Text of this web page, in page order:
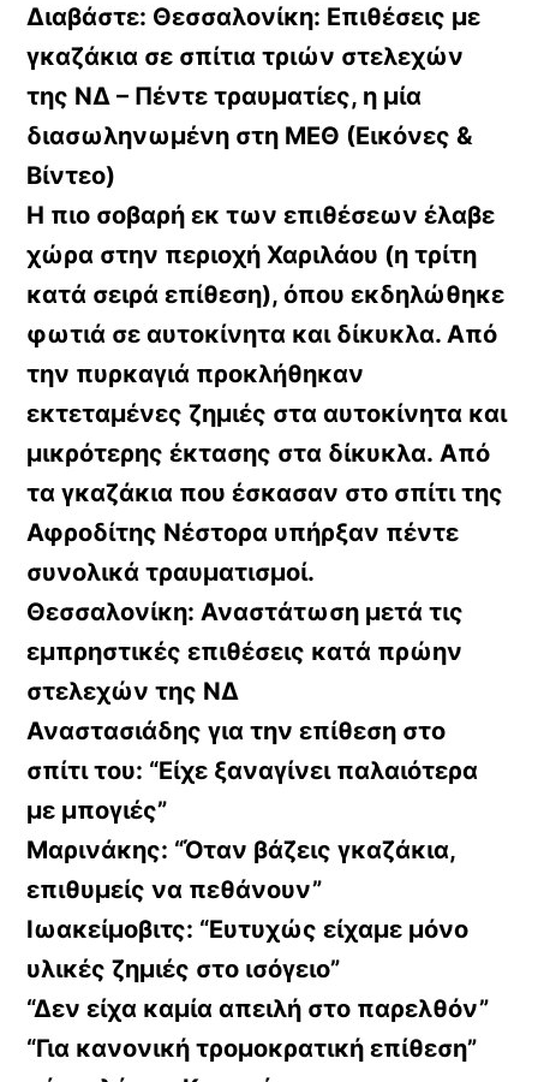
Διαβάστε: Θεσσαλονίκη: Επιθέσεις με
γκαζάκια σε σπίτια τριών στελεχών
της ΝΔ – Πέντε τραυματίες, η μία
διασωληνωμένη στη ΜΕΘ (Εικόνες &
Βίντεο)
Η πιο σοβαρή εκ των επιθέσεων έλαβε
χώρα στην περιοχή Χαριλάου (η τρίτη
κατά σειρά επίθεση), όπου εκδηλώθηκε
φωτιά σε αυτοκίνητα και δίκυκλα. Από
την πυρκαγιά προκλήθηκαν
εκτεταμένες ζημιές στα αυτοκίνητα και
μικρότερης έκτασης στα δίκυκλα. Από
τα γκαζάκια που έσκασαν στο σπίτι της
Αφροδίτης Νέστορα υπήρξαν πέντε
συνολικά τραυματισμοί.
Θεσσαλονίκη: Αναστάτωση μετά τις
εμπρηστικές επιθέσεις κατά πρώην
στελεχών της ΝΔ
Αναστασιάδης για την επίθεση στο
σπίτι του: “Είχε ξαναγίνει παλαιότερα
με μπογιές”
Μαρινάκης: “Όταν βάζεις γκαζάκια,
επιθυμείς να πεθάνουν”
Ιωακείμοβιτς: “Ευτυχώς είχαμε μόνο
υλικές ζημιές στο ισόγειο”
“Δεν είχα καμία απειλή στο παρελθόν”
“Για κανονική τρομοκρατική επίθεση”